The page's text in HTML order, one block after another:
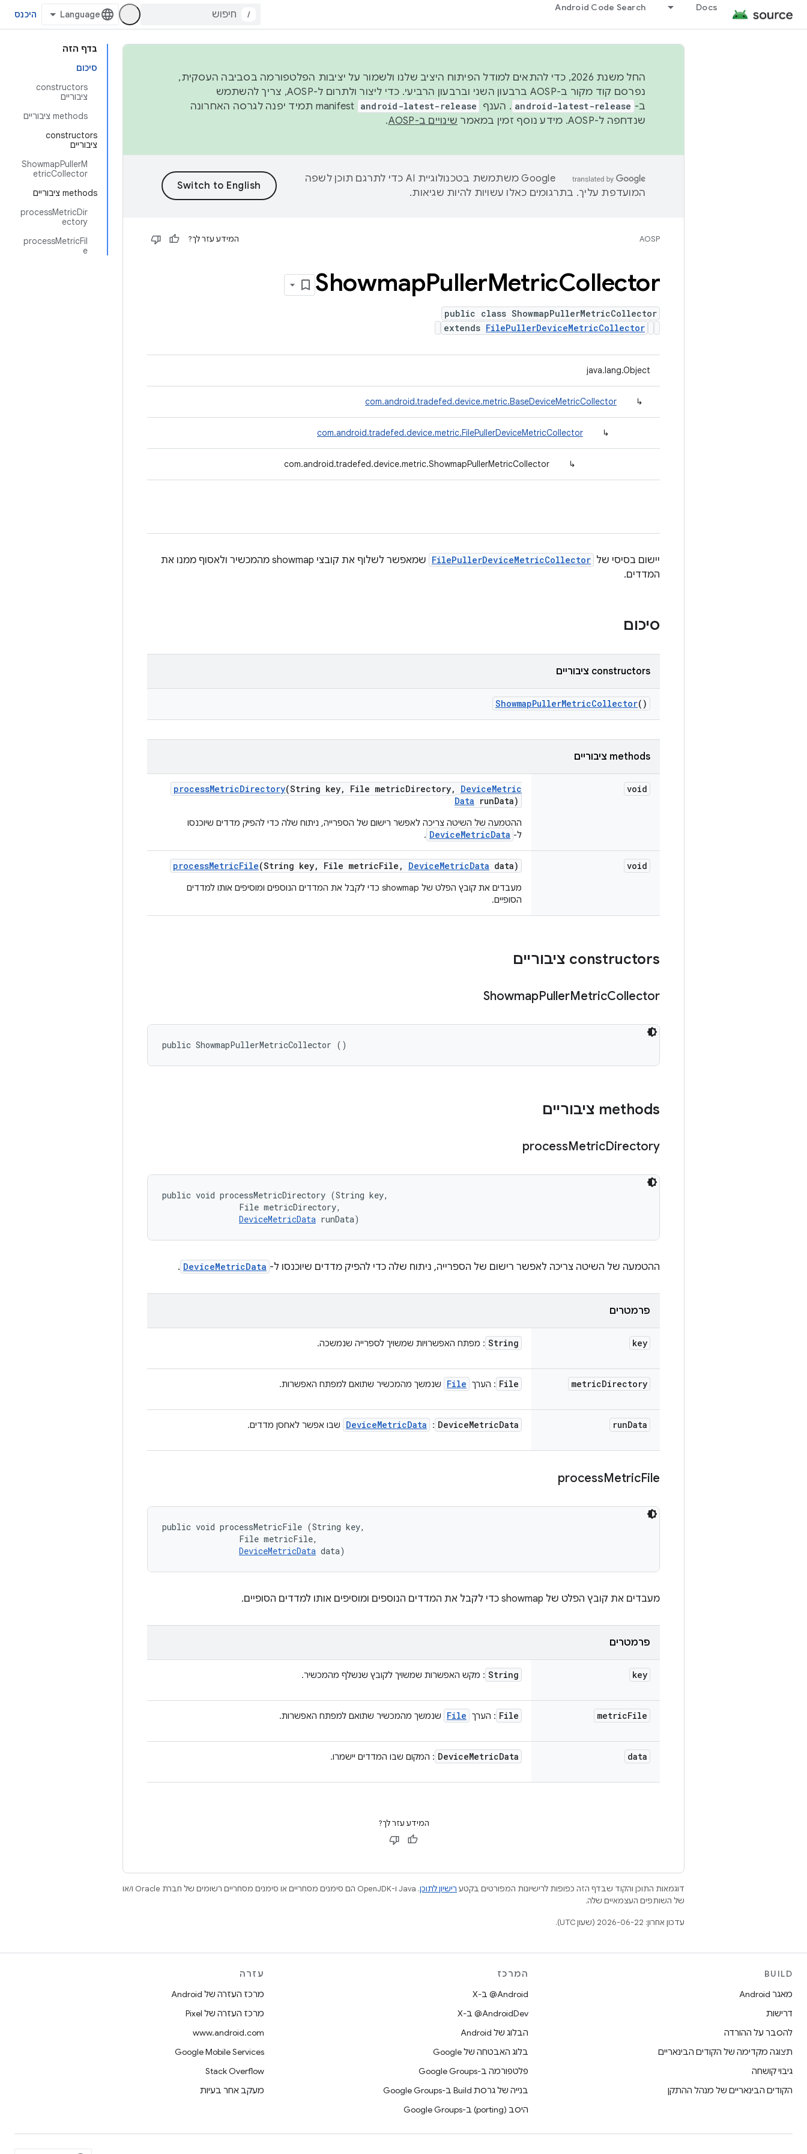
Docs
Android Code Search
/ היכנס
בדף הזה
סיכום
‫constructors
ציבוריים
‫methods ציבוריים
‫constructors
ציבוריים
ShowmapPullerM
etricCollector
‫methods ציבוריים
processMetricDir
ectory
processMetricFil
e
החל משנת 2026, כדי להתאים למודל הפיתוח היציב שלנו ולשמור על יציבות הפלטפורמה בסביבה העסקית,
נפרסם קוד מקור ב-AOSP ברבעון השני וברבעון הרביעי. כדי ליצור ולתרום ל-AOSP, צריך להשתמש
ב- android-latest-release . הענף android-latest-release
manifest תמיד יפנה לגרסה האחרונה
שנדחפה ל-AOSP. מידע נוסף זמין במאמר
שינויים ב-AOSP .
‫Google משתמשת בטכנולוגיית AI כדי לתרגם תוכן לשפה
המועדפת עליך. בתרגומים כאלו עשויות להיות שגיאות.
AOSP המידע עזר לך?
ShowmapPullerMetricCollector
public class ShowmapPullerMetricCollector
extends FilePullerDeviceMetricCollector
java.lang.Object
↳
com.android.tradefed.device.metric.BaseDeviceMetricCollector
↳
com.android.tradefed.device.metric.FilePullerDeviceMetricCollector
↳
com.android.tradefed.device.metric.ShowmapPullerMetricCollector
יישום בסיסי של FilePullerDeviceMetricCollector
שמאפשר לשלוף את קובצי showmap מהמכשיר ולאסוף ממנו את
המדדים.
סיכום
‫constructors ציבוריים
ShowmapPullerMetricCollector()
‫methods ציבוריים
void
processMetricDirectory(String key, File metricDirectory, DeviceMetric
Data runData)
ההטמעה של השיטה צריכה לאפשר רישום של הספרייה, ניתוח שלה כדי להפיק מדדים שיוכנסו
ל- DeviceMetricData
.
void
processMetricFile(String key, File metricFile , DeviceMetricData data)
מעבדים את קובץ הפלט של showmap כדי לקבל את המדדים הנוספים ומוסיפים אותו למדדים
הסופיים.
‫constructors ציבוריים
ShowmapPullerMetricCollector
public ShowmapPullerMetricCollector ()
‫methods ציבוריים
processMetricDirectory
public void processMetricDirectory (String key,
                File metricDirectory,
DeviceMetricData runData)
ההטמעה של השיטה צריכה לאפשר רישום של הספרייה, ניתוח שלה כדי להפיק מדדים שיוכנסו ל- DeviceMetricData
.
פרמטרים
key
String : מפתח האפשרויות שמשויך לספרייה שנמשכה.
metricDirectory
File : הערך File שנמשך מהמכשיר שתואם למפתח האפשרות.
runData
DeviceMetricData
:
DeviceMetricData שבו אפשר לאחסן מדדים.
processMetricFile
public void processMetricFile (String key,
                File metricFile,
DeviceMetricData data)
מעבדים את קובץ הפלט של showmap כדי לקבל את המדדים הנוספים ומוסיפים אותו למדדים הסופיים.
פרמטרים
key
String : מקש האפשרות שמשויך לקובץ שנשלף מהמכשיר.
metricFile
File : הערך File שנמשך מהמכשיר שתואם למפתח האפשרות.
data
DeviceMetricData : המקום שבו המדדים יישמרו.
המידע עזר לך?
דוגמאות התוכן והקוד שבדף הזה כפופות לרישיונות המפורטים בקטע רישיון לתוכן
.‏ Java ו-OpenJDK הם סימנים מסחריים או סימנים מסחריים רשומים של חברת Oracle ו/או
של השותפים העצמאיים שלה.
עדכון אחרון: 2026-06-22 (שעון UTC).
BUILD
מאגר Android
דרישות
להסבר על ההורדה
תצוגה מקדימה של הקודים הבינאריים
גיבוי קושחה
הקודים הבינאריים של מנהל ההתקן
המרכז
‫‎@Android ב-X
‫‎@AndroidDev ב-X
הבלוג של Android
בלוג האבטחה של Google
פלטפורמה ב-Google Groups
בנייה של גרסת Build ב-Google Groups
היסב (porting) ב-Google Groups
עזרה
מרכז העזרה של Android
מרכז העזרה של Pixel
www.android.com
Google Mobile Services
Stack Overflow
מעקב אחר בעיות